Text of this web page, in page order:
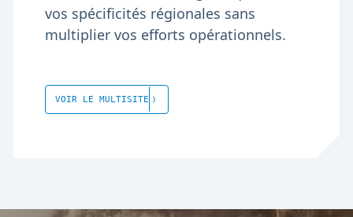
vos spécificités régionales sans
multiplier vos efforts opérationnels.
VOIR LE MULTISITE